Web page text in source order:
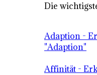
Die
Adaption -
"Adaption"
Affinität -